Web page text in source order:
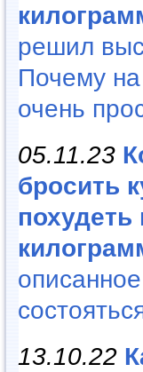
решил
Почему
очень
05.11.23
бросить
похудеть
13.10.22